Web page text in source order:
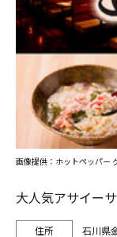
大人気アサイー
石川県
画像提供：ホットペッパー